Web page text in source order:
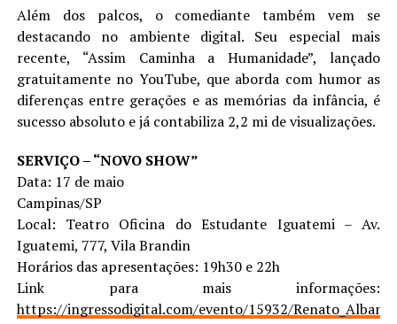
Além dos palcos, o comediante também vem se
destacando no ambiente digital. Seu especial mais
recente, “Assim Caminha a Humanidade”, lançado
gratuitamente no YouTube, que aborda com humor as
diferenças entre gerações e as memórias da infância, é
sucesso absoluto e já contabiliza 2,2 mi de visualizações.
SERVIÇO – “NOVO SHOW”
Data: 17 de maio
Campinas/SP
Local: Teatro Oficina do Estudante Iguatemi – Av.
Iguatemi, 777, Vila Brandin
Horários das apresentações: 19h30 e 22h
Link para mais informações:
https://ingressodigital.com/evento/15932/